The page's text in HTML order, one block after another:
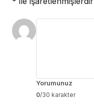
Yorumunuz
0/30 karakter